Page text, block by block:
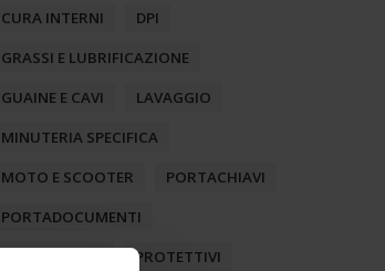
CURA INTERNI
DPI
GRASSI E LUBRIFICAZIONE
GUAINE E CAVI
LAVAGGIO
MINUTERIA SPECIFICA
MOTO E SCOOTER
PORTACHIAVI
PORTADOCUMENTI
PROTETTIVI